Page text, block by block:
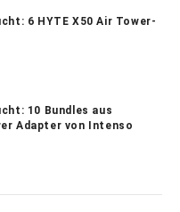
6 HYTE X50 Air Tower-
10 Bundles aus
Adapter von Intenso